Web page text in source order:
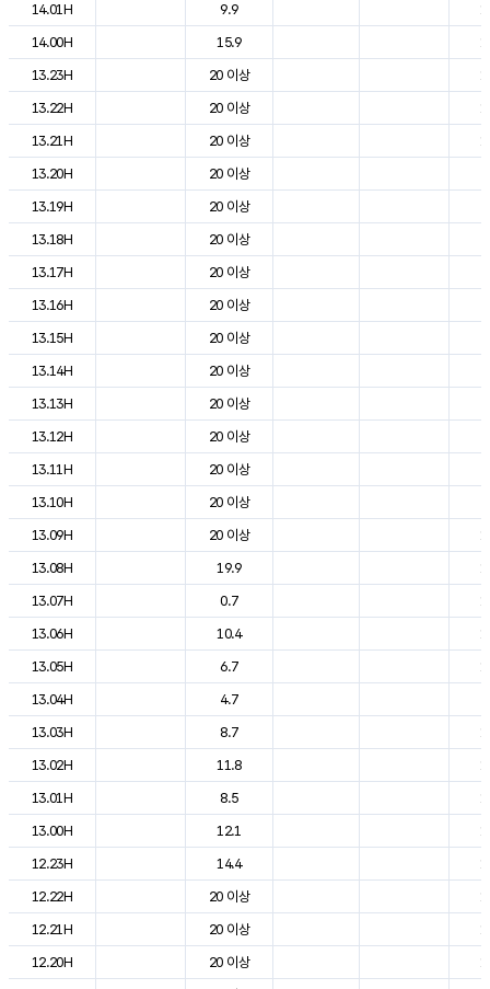
14.01H
9.9
14.00H
15.9
13.23H
20 이상
13.22H
20 이상
13.21H
20 이상
13.20H
20 이상
13.19H
20 이상
13.18H
20 이상
13.17H
20 이상
13.16H
20 이상
13.15H
20 이상
13.14H
20 이상
13.13H
20 이상
13.12H
20 이상
13.11H
20 이상
13.10H
20 이상
13.09H
20 이상
13.08H
19.9
13.07H
0.7
13.06H
10.4
13.05H
6.7
13.04H
4.7
13.03H
8.7
13.02H
11.8
13.01H
8.5
13.00H
12.1
12.23H
14.4
12.22H
20 이상
12.21H
20 이상
12.20H
20 이상